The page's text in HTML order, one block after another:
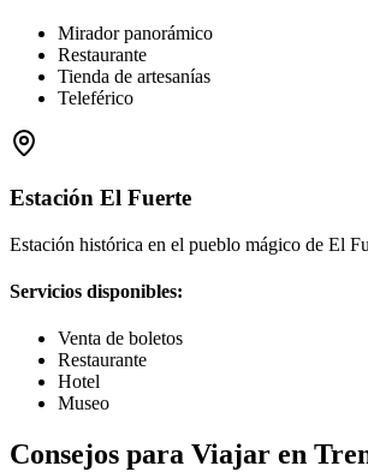
Mirador panorámico
Restaurante
Tienda de artesanías
Teleférico
Estación El Fuerte
Estación histórica en el pueblo mágico de El
Servicios disponibles:
Venta de boletos
Restaurante
Hotel
Museo
Consejos para Viajar en